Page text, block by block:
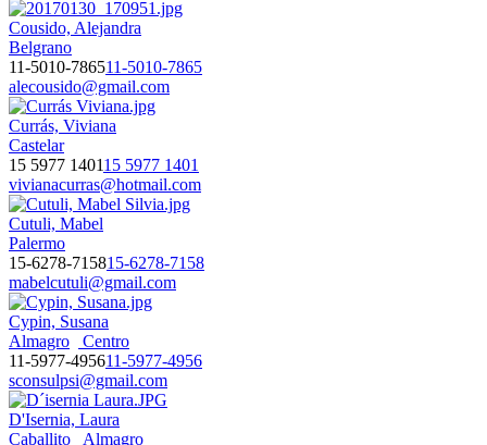
Cousido, Alejandra
Belgrano
11-5010-786511-5010-7865
alecousido@gmail.com
Currás, Viviana
Castelar
15 5977 140115 5977 1401
vivianacurras@hotmail.com
Cutuli, Mabel
Palermo
15-6278-715815-6278-7158
mabelcutuli@gmail.com
Cypin, Susana
Almagro
Centro
11-5977-495611-5977-4956
sconsulpsi@gmail.com
D'Isernia, Laura
Caballito
Almagro